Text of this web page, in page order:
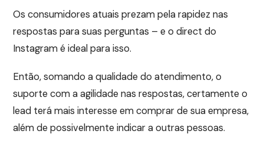
Os consumidores atuais prezam pela rapidez nas
respostas para suas perguntas – e o direct do
Instagram é ideal para isso.
Então, somando a qualidade do atendimento, o
suporte com a agilidade nas respostas, certamente o
lead terá mais interesse em comprar de sua empresa,
além de possivelmente indicar a outras pessoas.